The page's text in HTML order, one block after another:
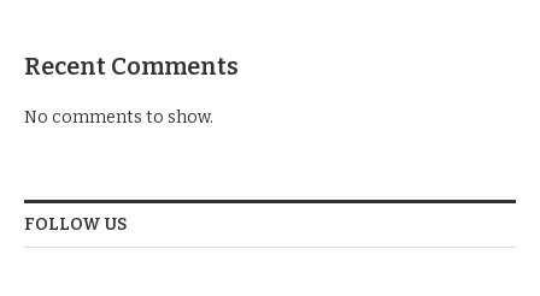
Recent Comments
No comments to show.
FOLLOW US